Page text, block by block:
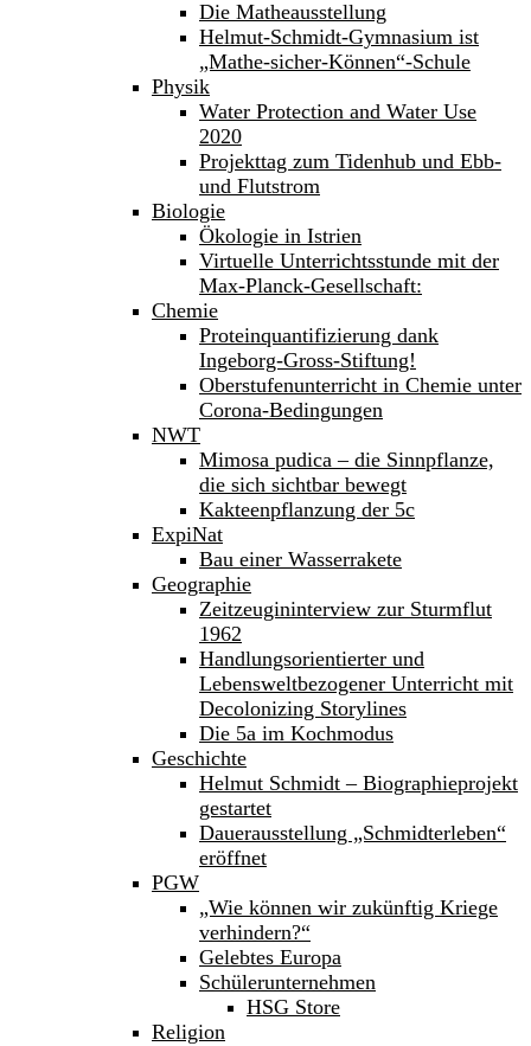
Die Matheausstellung
Helmut-Schmidt-Gymnasium ist
„Mathe-sicher-Können“-Schule
Physik
Water Protection and Water Use
2020
Projekttag zum Tidenhub und Ebb-
und Flutstrom
Biologie
Ökologie in Istrien
Virtuelle Unterrichtsstunde mit der
Max-Planck-Gesellschaft:
Chemie
Proteinquantifizierung dank
Ingeborg-Gross-Stiftung!
Oberstufenunterricht in Chemie unter
Corona-Bedingungen
NWT
Mimosa pudica – die Sinnpflanze,
die sich sichtbar bewegt
Kakteenpflanzung der 5c
ExpiNat
Bau einer Wasserrakete
Geographie
Zeitzeugininterview zur Sturmflut
1962
Handlungsorientierter und
Lebensweltbezogener Unterricht mit
Decolonizing Storylines
Die 5a im Kochmodus
Geschichte
Helmut Schmidt – Biographieprojekt
gestartet
Dauerausstellung „Schmidterleben“
eröffnet
PGW
„Wie können wir zukünftig Kriege
verhindern?“
Gelebtes Europa
Schülerunternehmen
HSG Store
Religion